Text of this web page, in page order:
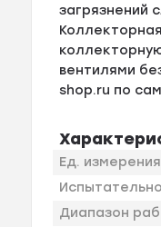
загрязнений
вентилями
shop.ru по
Ед. измерения
Диапазон